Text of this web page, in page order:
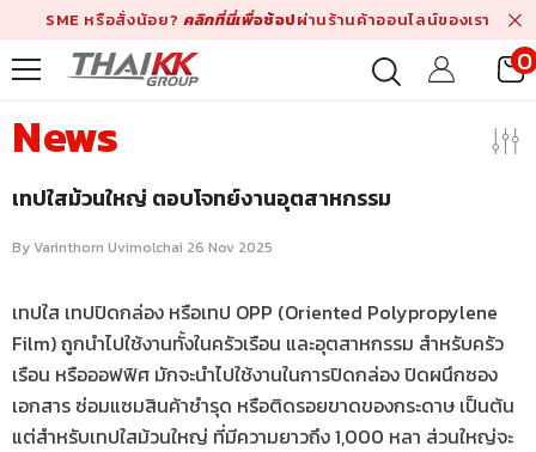
Skip To Content
SME หรือสั่งน้อย? คลิกที่นี่เพื่อช้อปผ่านร้านค้าออนไลน์ของเรา
0
News
เทปใสม้วนใหญ่ ตอบโจทย์งานอุตสาหกรรม
ByVarinthorn Uvimolchai 26 Nov 2025
เทปใส เทปปิดกล่อง หรือเทป OPP (Oriented Polypropylene
Film) ถูกนำไปใช้งานทั้งในครัวเรือน และอุตสาหกรรม สำหรับครัว
เรือน หรือออฟฟิศ มักจะนำไปใช้งานในการปิดกล่อง ปิดผนึกซอง
เอกสาร ซ่อมแซมสินค้าชำรุด หรือติดรอยขาดของกระดาษ เป็นต้น
แต่สำหรับเทปใสม้วนใหญ่ ที่มีความยาวถึง 1,000 หลา ส่วนใหญ่จะ